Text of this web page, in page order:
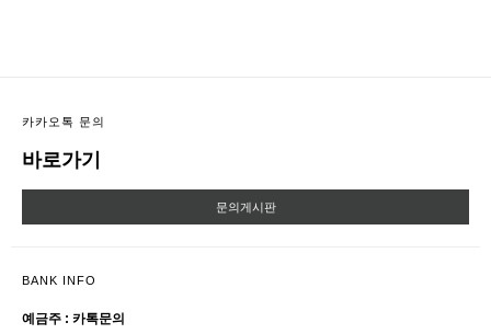
카카오톡 문의
바로가기
문의게시판
BANK INFO
예금주 : 카톡문의